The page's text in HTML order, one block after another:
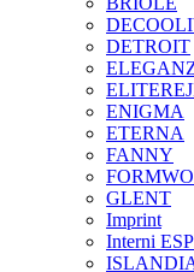
DETROIT
ENIGMA
ETERNA
FANNY
GLENT
Imprint
Interni